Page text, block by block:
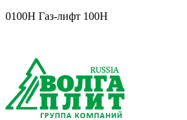
0100Н Газ-лифт 100Н